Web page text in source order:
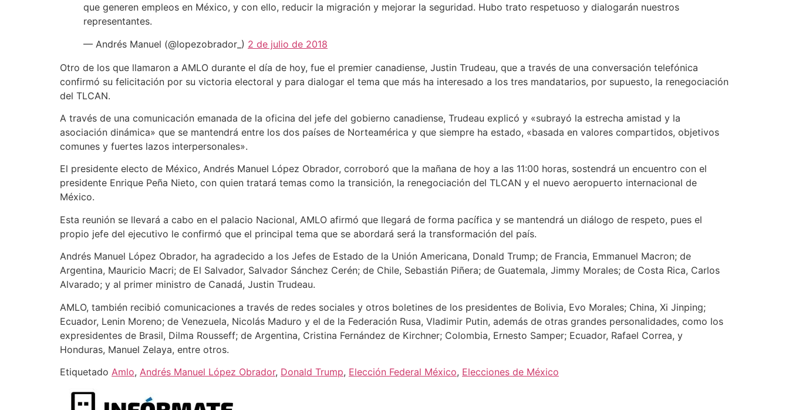
que generen empleos en México, y con ello, reducir la migración y mejorar la seguridad. Hubo trato respetuoso y dialogarán nuestros
representantes.
— Andrés Manuel (@lopezobrador_) 2 de julio de 2018
Otro de los que llamaron a AMLO durante el día de hoy, fue el premier canadiense, Justin Trudeau, que a través de una conversación telefónica
confirmó su felicitación por su victoria electoral y para dialogar el tema que más ha interesado a los tres mandatarios, por supuesto, la renegociación
del TLCAN.
A través de una comunicación emanada de la oficina del jefe del gobierno canadiense, Trudeau explicó y «subrayó la estrecha amistad y la
asociación dinámica» que se mantendrá entre los dos países de Norteamérica y que siempre ha estado, «basada en valores compartidos, objetivos
comunes y fuertes lazos interpersonales».
El presidente electo de México, Andrés Manuel López Obrador, corroboró que la mañana de hoy a las 11:00 horas, sostendrá un encuentro con el
presidente Enrique Peña Nieto, con quien tratará temas como la transición, la renegociación del TLCAN y el nuevo aeropuerto internacional de
México.
Esta reunión se llevará a cabo en el palacio Nacional, AMLO afirmó que llegará de forma pacífica y se mantendrá un diálogo de respeto, pues el
propio jefe del ejecutivo le confirmó que el principal tema que se abordará será la transformación del país.
Andrés Manuel López Obrador, ha agradecido a los Jefes de Estado de la Unión Americana, Donald Trump; de Francia, Emmanuel Macron; de
Argentina, Mauricio Macri; de El Salvador, Salvador Sánchez Cerén; de Chile, Sebastián Piñera; de Guatemala, Jimmy Morales; de Costa Rica, Carlos
Alvarado; y al primer ministro de Canadá, Justin Trudeau.
AMLO, también recibió comunicaciones a través de redes sociales y otros boletines de los presidentes de Bolivia, Evo Morales; China, Xi Jinping;
Ecuador, Lenin Moreno; de Venezuela, Nicolás Maduro y el de la Federación Rusa, Vladimir Putin, además de otras grandes personalidades, como los
expresidentes de Brasil, Dilma Rousseff; de Argentina, Cristina Fernández de Kirchner; Colombia, Ernesto Samper; Ecuador, Rafael Correa, y
Honduras, Manuel Zelaya, entre otros.
Etiquetado Amlo, Andrés Manuel López Obrador, Donald Trump, Elección Federal México, Elecciones de México